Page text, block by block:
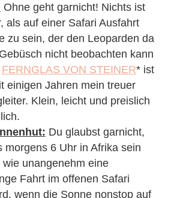
Ohne geht garnicht! Nichts ist
als auf einer Safari Ausfahrt
zu sein, der den Leoparden da
nicht beobachten kann
FERNGLAS VON STEINER* ist
einigen Jahren mein treuer
Klein, leicht und preislich
Du glaubst garnicht,
morgens 6 Uhr in Afrika sein
wie unangenehm eine
Fahrt im offenen Safari
wenn die Sonne nonstop auf